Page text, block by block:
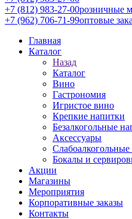
+7 (812) 983-27-00розничные
+7 (962) 706-71-99оптовые
Главная
Каталог
Назад
Каталог
Вино
Гастрономия
Игристое вино
Крепкие напитки
Безалкогольные
Аксессуары
Бокалы и
Акции
Магазины
Мероприятия
Корпоративные заказы
Контакты